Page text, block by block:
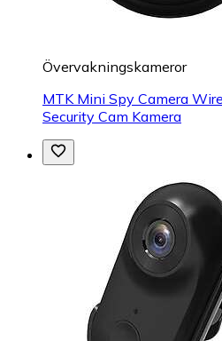
Övervakningskameror
MTK Mini Spy Camera
Security Cam Kamera